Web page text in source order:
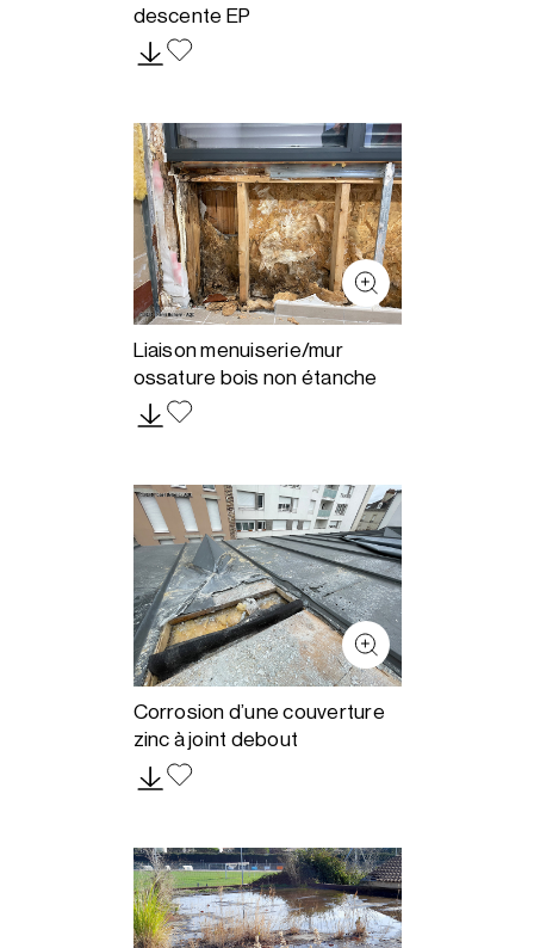
descente EP
Liaison menuiserie/mur
ossature bois non étanche
Corrosion d’une couverture
zinc à joint debout